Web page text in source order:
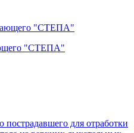
"СТЕПА"